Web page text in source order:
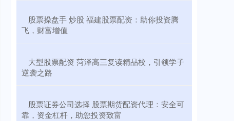
​股票操盘手 炒股 福建股票配资：助你投资腾
飞，财富增值
​大型股票配资 菏泽高三复读精品校，引领学子
逆袭之路
​股票证券公司选择 股票期货配资代理：安全可
靠，资金杠杆，助您投资致富